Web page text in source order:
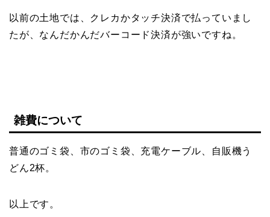
以前の土地では、クレカかタッチ決済で払っていまし
たが、なんだかんだバーコード決済が強いですね。
雑費について
普通のゴミ袋、市のゴミ袋、充電ケーブル、自販機う
どん2杯。
以上です。